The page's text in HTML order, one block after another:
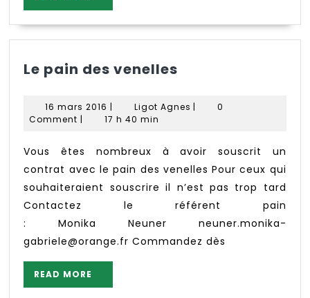
MORE
Le pain des venelles
des
16 mars 2016 16
mars
| Ligot Agnes Ligot
|
0
Comment | 17 h 40 min
Vous êtes nombreux à avoir souscrit un
contrat avec le pain des venelles Pour ceux qui
souhaiteraient souscrire il n’est pas trop tard
Contactez le référent pain
: Monika Neuner neuner.monika-
gabriele@orange.fr Commandez dès
READ MORE
MORE